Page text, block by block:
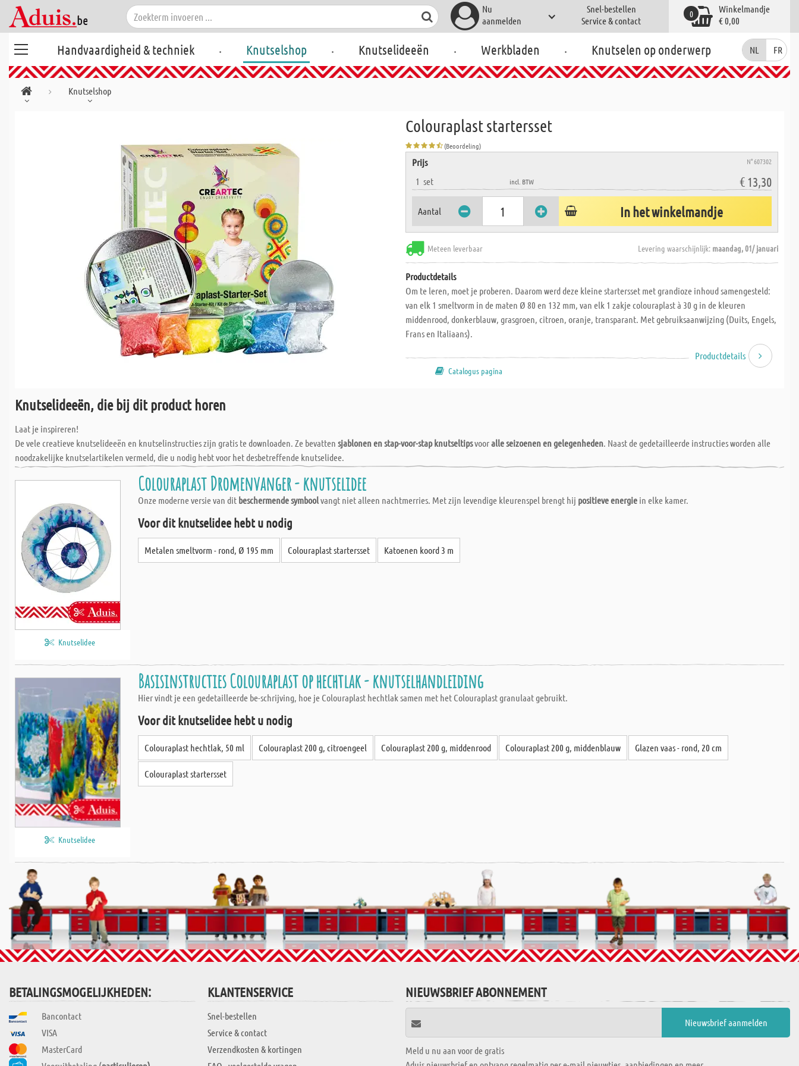
Nu
aanmelden
Snel-bestellen
Service & contact
Winkelmandje
€ 0,00
0
Handvaardigheid & techniek . Knutselshop . Knutselideeën . Werkbladen . Knutselen op onderwerp NL FR
Knutselshop
Colouraplast startersset
(Beoordeling)
Prijs N° 607302
1 set incl. BTW € 13,30
Aantal In het winkelmandje
Meteen leverbaar Levering waarschijnlijk: maandag, 01/ januari
Productdetails
Om te leren, moet je proberen. Daarom werd deze kleine startersset met grandioze inhoud samengesteld:
van elk 1 smeltvorm in de maten Ø 80 en 132 mm, van elk 1 zakje colouraplast à 30 g in de kleuren
middenrood, donkerblauw, grasgroen, citroen, oranje, transparant. Met gebruiksaanwijzing (Duits, Engels,
Frans en Italiaans).
Productdetails
Catalogus pagina
Knutselideeën, die bij dit product horen
Laat je inspireren!
De vele creatieve knutselideeën en knutselinstructies zijn gratis te downloaden. Ze bevatten sjablonen en stap-voor-stap knutseltipsvooralle seizoenen en gelegenheden. Naast de gedetailleerde instructies worden alle
noodzakelijke knutselartikelen vermeld, die u nodig hebt voor het desbetreffende knutselidee.
Knutselidee
Colouraplast Dromenvanger - knutselidee
Onze moderne versie van dit beschermende symboolvangt niet alleen nachtmerries. Met zijn levendige kleurenspel brengt hij positieve energie in elke kamer.
Voor dit knutselidee hebt u nodig
Metalen smeltvorm - rond, Ø 195 mm Colouraplast startersset Katoenen koord 3 m
Knutselidee
Basisinstructies Colouraplast op hechtlak - knutselhandleiding
Hier vindt je een gedetailleerde be-schrijving, hoe je Colouraplast hechtlak samen met het Colouraplast granulaat gebruikt.
Voor dit knutselidee hebt u nodig
Colouraplast hechtlak, 50 ml Colouraplast 200 g, citroengeel Colouraplast 200 g, middenrood Colouraplast 200 g, middenblauw Glazen vaas - rond, 20 cm
Colouraplast startersset
BETALINGSMOGELIJKHEDEN:
Bancontact
VISA
MasterCard
KLANTENSERVICE
Snel-bestellen
Service & contact
Verzendkosten & kortingen
NIEUWSBRIEF ABONNEMENT
Meld u nu aan voor de gratis